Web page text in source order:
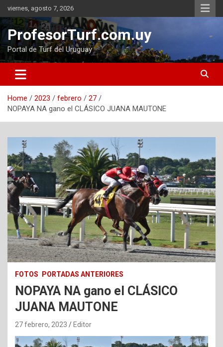
Skip
to
content
viernes, agosto 7, 2026
ProfesorTurf.com.uy
Portal de Turf del Uruguay
Home 2023 febrero
27
NOPAYA NA gano el CLÁSICO JUANA MAUTONE
FOTOS PORTADAS ANTERIORES
NOPAYA NA gano el CLÁSICO
JUANA MAUTONE
27 febrero, 2023 Editor